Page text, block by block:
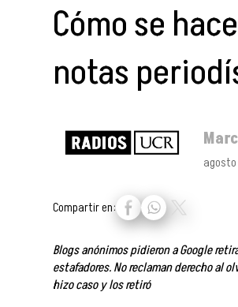
Cómo se
notas
agosto
Compartir en:
Blogs anónimos pidieron a Google
estafadores. No reclaman derecho al
hizo caso y los retiró